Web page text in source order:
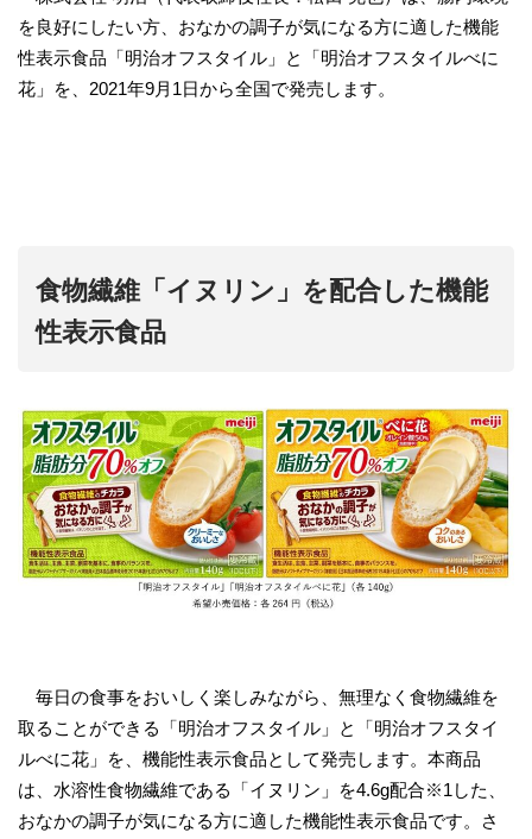
を良好にしたい方、おなかの調子が気になる方に適した機能
性表示食品「明治オフスタイル」と「明治オフスタイルべに
花」を、2021年9月1日から全国で発売します。
食物繊維「イヌリン」を配合した機能
性表示食品
毎日の食事をおいしく楽しみながら、無理なく食物繊維を
取ることができる「明治オフスタイル」と「明治オフスタイ
ルべに花」を、機能性表示食品として発売します。本商品
は、水溶性食物繊維である「イヌリン」を4.6g配合※1した、
おなかの調子が気になる方に適した機能性表示食品です。さ